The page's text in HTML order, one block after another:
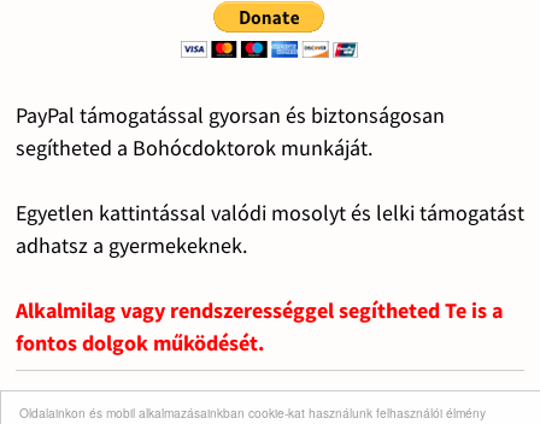
Oldalainkon és mobil alkalmazásainkban cookie-kat használunk felhasználói élmény
PayPal támogatással gyorsan és biztonságosan
segítheted a Bohócdoktorok munkáját.
Egyetlen kattintással valódi mosolyt és lelki támogatást
adhatsz a gyermekeknek.
Alkalmilag vagy rendszerességgel segítheted Te is a
fontos dolgok működését.